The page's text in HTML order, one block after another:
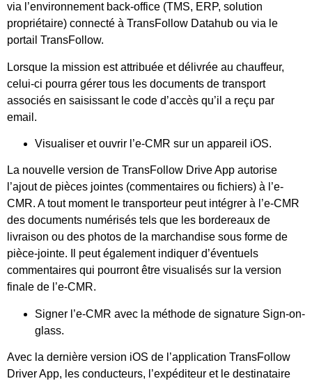
via l’environnement back-office (TMS, ERP, solution
propriétaire) connecté à TransFollow Datahub ou via le
portail TransFollow.
Lorsque la mission est attribuée et délivrée au chauffeur,
celui-ci pourra gérer tous les documents de transport
associés en saisissant le code d’accès qu’il a reçu par
email.
Visualiser et ouvrir l’e-CMR sur un appareil iOS.
La nouvelle version de TransFollow Drive App autorise
l’ajout de pièces jointes (commentaires ou fichiers) à l’e-
CMR. A tout moment le transporteur peut intégrer à l’e-CMR
des documents numérisés tels que les bordereaux de
livraison ou des photos de la marchandise sous forme de
pièce-jointe. Il peut également indiquer d’éventuels
commentaires qui pourront être visualisés sur la version
finale de l’e-CMR.
Signer l’e-CMR avec la méthode de signature Sign-on-
glass.
Avec la dernière version iOS de l’application TransFollow
Driver App, les conducteurs, l’expéditeur et le destinataire